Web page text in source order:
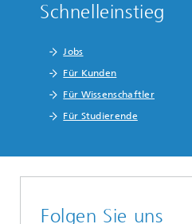
Schnelleinstieg
Jobs
Für Kunden
Für Wissenschaftler
Für Studierende
Folgen Sie uns